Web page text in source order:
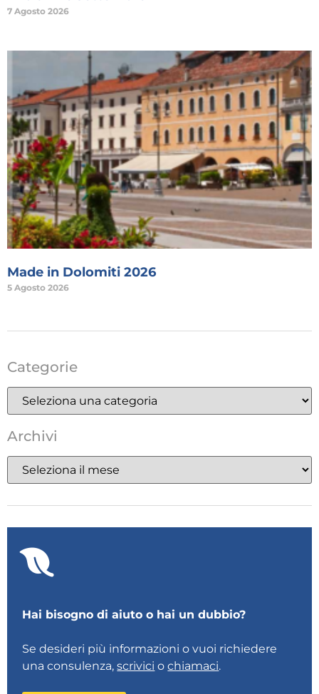
7 Agosto 2026
Made in Dolomiti 2026
5 Agosto 2026
Categorie
Archivi
Hai bisogno di aiuto o hai un dubbio?
Se desideri più informazioni o vuoi richiedere
una consulenza,scrivici ochiamaci.